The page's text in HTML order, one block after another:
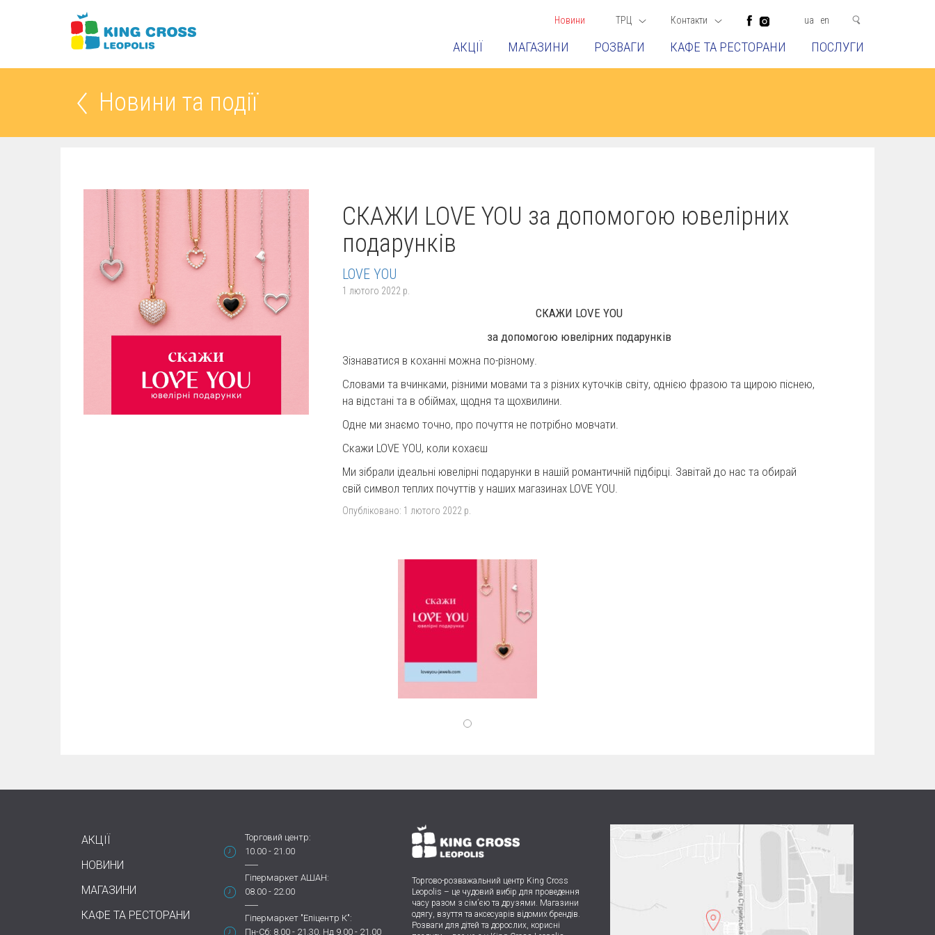
Новини ТРЦ Контакти ua en
АКЦІЇ МАГАЗИНИ РОЗВАГИ КАФЕ ТА РЕСТОРАНИ ПОСЛУГИ
Новини та події
СКАЖИ LOVE YOU за допомогою ювелірних
подарунків
LOVE YOU
1 лютого 2022 р.
СКАЖИ LOVE YOU
за допомогою ювелірних подарунків
Зізнаватися в коханні можна по-різному.
Словами та вчинками, різними мовами та з різних куточків світу, однією фразою та щирою піснею,
на відстані та в обіймах, щодня та щохвилини.
Одне ми знаємо точно, про почуття не потрібно мовчати.
Скажи LOVE YOU, коли кохаєш
Ми зібрали ідеальні ювелірні подарунки в нашій романтичній підбірці. Завітай до нас та обирай
свій символ теплих почуттів у наших магазинах LOVE YOU.
Опубліковано: 1 лютого 2022 р.
АКЦІЇ
НОВИНИ
МАГАЗИНИ
КАФЕ ТА РЕСТОРАНИ
Торговий центр:
10.00 - 21.00
Гіпермаркет АШАН:
08.00 - 22.00
Гіпермаркет "Епіцентр К":
Пн-Сб: 8.00 - 21.30, Нд 9.00 - 21.00
Торгово-розважальний центр King Cross
Leopolis – це чудовий вибір для проведення
часу разом з сім’єю та друзями. Магазини
одягу, взуття та аксесуарів відомих брендів.
Розваги для дітей та дорослих, корисні